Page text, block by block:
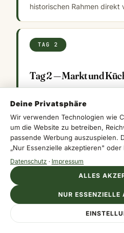
historischen Rahmen direkt
TAG 2
Tag 2 — Markt und
und Kräuter und setz Dich
Genau dort zeigt sich der
TAG 3
Wandere durch die
Bucht oder einen
für Pausen. Der Ort
Deine Privatsphäre
Wir verwenden Technologien wie
um die Website zu betreiben,
passende Werbung auszuspielen.
„Nur Essenzielle akzeptieren"
Datenschutz · Impressum
NUR ESSENZIELLE
ALLES